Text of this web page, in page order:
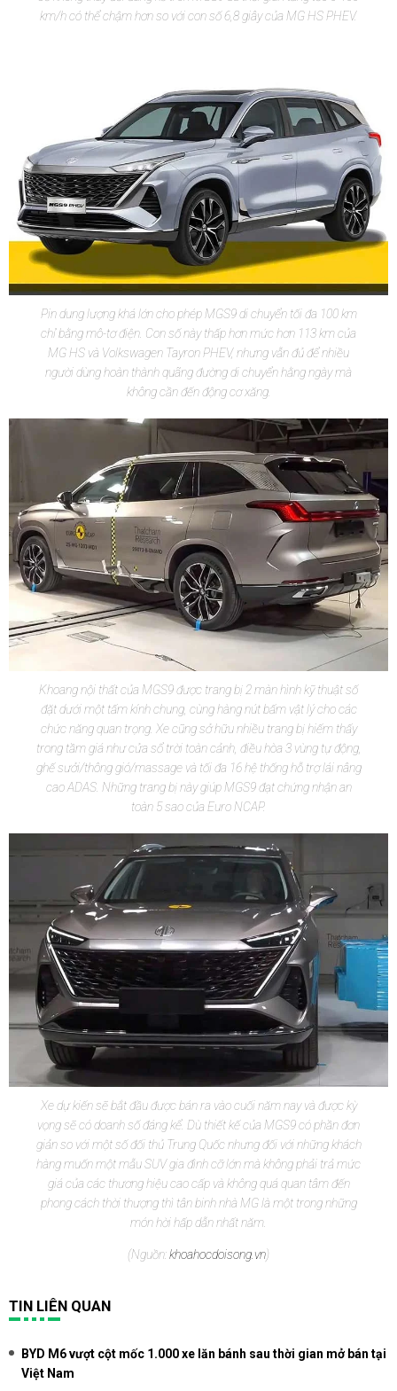
km/h có thể chậm hơn so với con số 6,8 giây của MG HS PHEV.
Pin dung lượng khá lớn cho phép MGS9 di chuyển tối đa 100 km
chỉ bằng mô-tơ điện. Con số này thấp hơn mức hơn 113 km của
MG HS và Volkswagen Tayron PHEV, nhưng vẫn đủ để nhiều
người dùng hoàn thành quãng đường di chuyển hằng ngày mà
không cần đến động cơ xăng.
Khoang nội thất của MGS9 được trang bị 2 màn hình kỹ thuật số
đặt dưới một tấm kính chung, cùng hàng nút bấm vật lý cho các
chức năng quan trọng. Xe cũng sở hữu nhiều trang bị hiếm thấy
trong tầm giá như cửa sổ trời toàn cảnh, điều hòa 3 vùng tự động,
ghế sưởi/thông gió/massage và tối đa 16 hệ thống hỗ trợ lái nâng
cao ADAS. Những trang bị này giúp MGS9 đạt chứng nhận an
toàn 5 sao của Euro NCAP.
Xe dự kiến sẽ bắt đầu được bán ra vào cuối năm nay và được kỳ
vọng sẽ có doanh số đáng kể. Dù thiết kế của MGS9 có phần đơn
giản so với một số đối thủ Trung Quốc nhưng đối với những khách
hàng muốn một mẫu SUV gia đình cỡ lớn mà không phải trả mức
giá của các thương hiệu cao cấp và không quá quan tâm đến
phong cách thời thượng thì tân binh nhà MG là một trong những
món hời hấp dẫn nhất năm.
(Nguồn:khoahocdoisong.vn
TIN LIÊN QUAN
BYD M6 vượt cột mốc 1.000 xe lăn bánh sau thời gian mở bán tại
Việt Nam